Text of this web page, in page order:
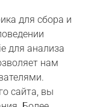
контакты
доставка
программа
для сбора и
для анализа
нам
сайта, вы